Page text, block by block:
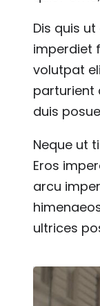
Dis quis
imperdiet
volutpat
parturient
duis
Neque ut
Eros
arcu
ultrices